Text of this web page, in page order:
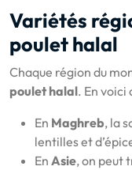
Variétés
poulet halal
Chaque région du
poulet halal. En voici
En Maghreb, la
lentilles et
En Asie, on peut